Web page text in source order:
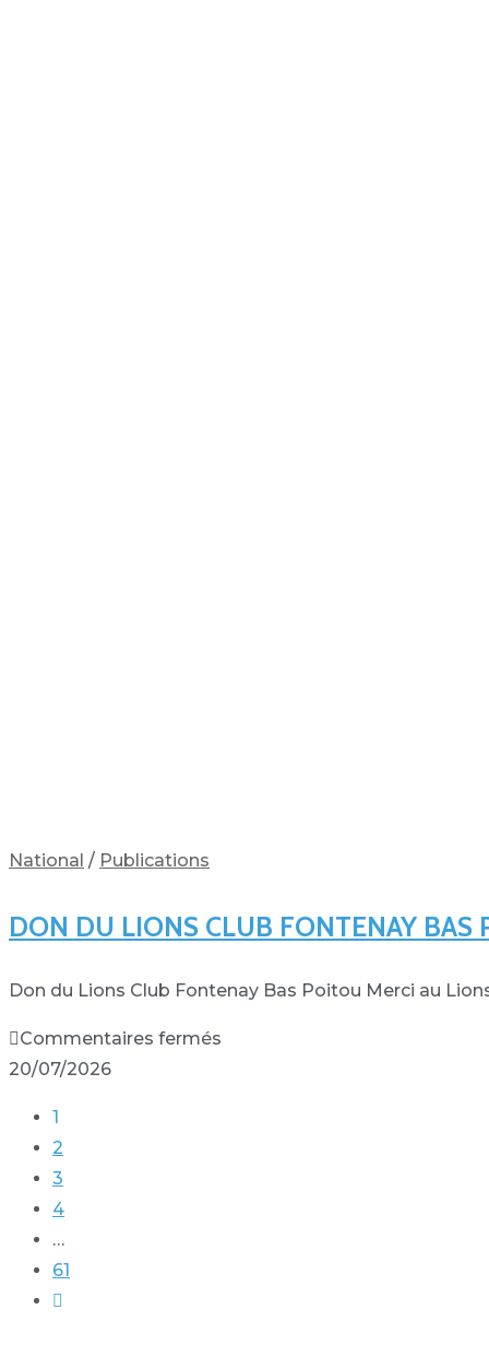
National / Publications
DON DU LIONS CLUB FONTENAY BAS
Don du Lions Club Fontenay Bas Poitou Merci au
Commentaires fermés
20/07/2026
1
2
3
4
…
61